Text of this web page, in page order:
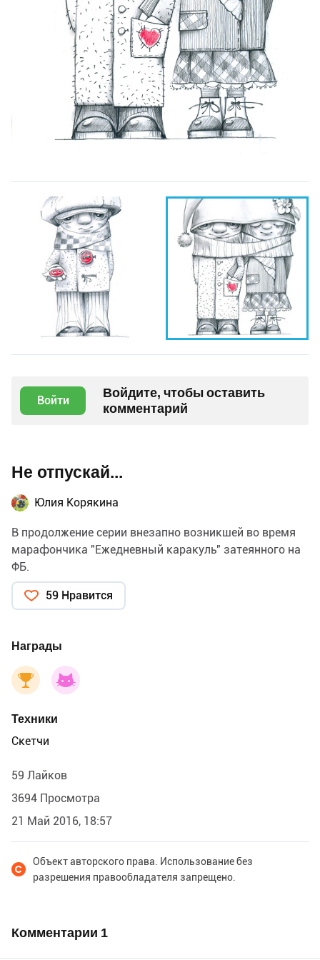
Войти
Войдите, чтобы оставить
комментарий
Не отпускай...
Юлия Корякина
В продолжение серии внезапно возникшей во время
марафончика "Ежедневный каракуль" затеянного на
ФБ.
59 Нравится
Награды
Техники
Скетчи
59 Лайков
3694 Просмотра
21 Май 2016, 18:57
Объект авторского права. Использование без
разрешения правообладателя запрещено.
Комментарии 1